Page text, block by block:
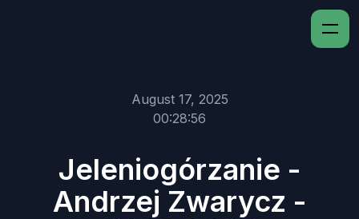
August 17, 2025
00:28:56
Jeleniogórzanie -
Andrzej Zwarycz -